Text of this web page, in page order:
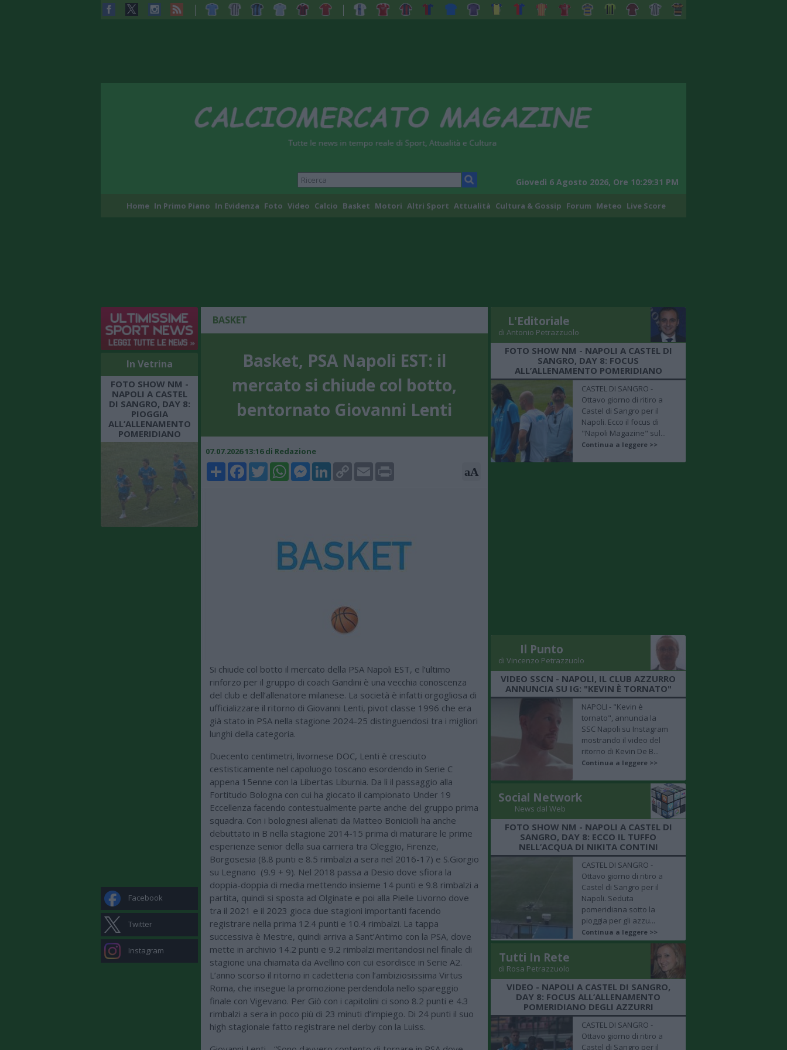
Giovedì 6 Agosto 2026, Ore 10:29:32 PM
Home In Primo Piano In Evidenza Foto Video Calcio Basket Motori Altri Sport Attualità Cultura & Gossip Forum Meteo Live Score
In Vetrina
FOTO SHOW NM -
NAPOLI A CASTEL
DI SANGRO, DAY 8:
PIOGGIA
ALL’ALLENAMENTO
POMERIDIANO
Facebook
Twitter
Instagram
BASKET
Basket, PSA Napoli EST: il
mercato si chiude col botto,
bentornato Giovanni Lenti
07.07.2026 13:16 di Redazione
ShareFacebookTwitterWhatsAppMessenger
LinkedIn
Copy
Link
Email Print aA
Si chiude col botto il mercato della PSA Napoli EST, e l’ultimo
rinforzo per il gruppo di coach Gandini è una vecchia conoscenza
del club e dell’allenatore milanese. La società è infatti orgogliosa di
ufficializzare il ritorno di Giovanni Lenti, pivot classe 1996 che era
già stato in PSA nella stagione 2024-25 distinguendosi tra i migliori
lunghi della categoria.
Duecento centimetri, livornese DOC, Lenti è cresciuto
cestisticamente nel capoluogo toscano esordendo in Serie C
appena 15enne con la Libertas Liburnia. Da lì il passaggio alla
Fortitudo Bologna con cui ha giocato il campionato Under 19
Eccellenza facendo contestualmente parte anche del gruppo prima
squadra. Con i bolognesi allenati da Matteo Boniciolli ha anche
debuttato in B nella stagione 2014-15 prima di maturare le prime
esperienze senior della sua carriera tra Oleggio, Firenze,
Borgosesia (8.8 punti e 8.5 rimbalzi a sera nel 2016-17) e S.Giorgio
su Legnano (9.9 + 9). Nel 2018 passa a Desio dove sfiora la
doppia-doppia di media mettendo insieme 14 punti e 9.8 rimbalzi a
partita, quindi si sposta ad Olginate e poi alla Pielle Livorno dove
tra il 2021 e il 2023 gioca due stagioni importanti facendo
registrare nella prima 12.4 punti e 10.4 rimbalzi. La tappa
successiva è Mestre, quindi arriva a Sant’Antimo con la PSA, dove
mette in archivio 14.2 punti e 9.2 rimbalzi meritandosi nel finale di
stagione una chiamata da Avellino con cui esordisce in Serie A2.
L’anno scorso il ritorno in cadetteria con l’ambiziosissima Virtus
Roma, che insegue la promozione perdendola nello spareggio
finale con Vigevano. Per Giò con i capitolini ci sono 8.2 punti e 4.3
rimbalzi a sera in poco più di 23 minuti d’impiego. Di 24 punti il suo
high stagionale fatto registrare nel derby con la Luiss.
L'Editoriale
di Antonio Petrazzuolo
FOTO SHOW NM - NAPOLI A CASTEL DI
SANGRO, DAY 8: FOCUS
ALL’ALLENAMENTO POMERIDIANO
CASTEL DI SANGRO -
Ottavo giorno di ritiro a
Castel di Sangro per il
Napoli. Ecco il focus di
"Napoli Magazine" sul...
Continua a leggere >>
Il Punto
di Vincenzo Petrazzuolo
VIDEO SSCN - NAPOLI, IL CLUB AZZURRO
ANNUNCIA SU IG: "KEVIN È TORNATO"
NAPOLI - "Kevin è
tornato", annuncia la
SSC Napoli su Instagram
mostrando il video del
ritorno di Kevin De B...
Continua a leggere >>
Social Network
News dal Web
FOTO SHOW NM - NAPOLI A CASTEL DI
SANGRO, DAY 8: ECCO IL TUFFO
NELL’ACQUA DI NIKITA CONTINI
CASTEL DI SANGRO -
Ottavo giorno di ritiro a
Castel di Sangro per il
Napoli. Seduta
pomeridiana sotto la
pioggia per gli azzu...
Continua a leggere >>
Tutti In Rete
di Rosa Petrazzuolo
VIDEO - NAPOLI A CASTEL DI SANGRO,
DAY 8: FOCUS ALL’ALLENAMENTO
POMERIDIANO DEGLI AZZURRI
CASTEL DI SANGRO -
Ottavo giorno di ritiro a
Castel di Sangro per il